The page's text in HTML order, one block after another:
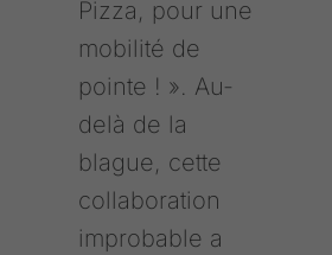
Pizza, pour une
mobilité de
pointe ! ». Au-
delà de la
blague, cette
collaboration
improbable a